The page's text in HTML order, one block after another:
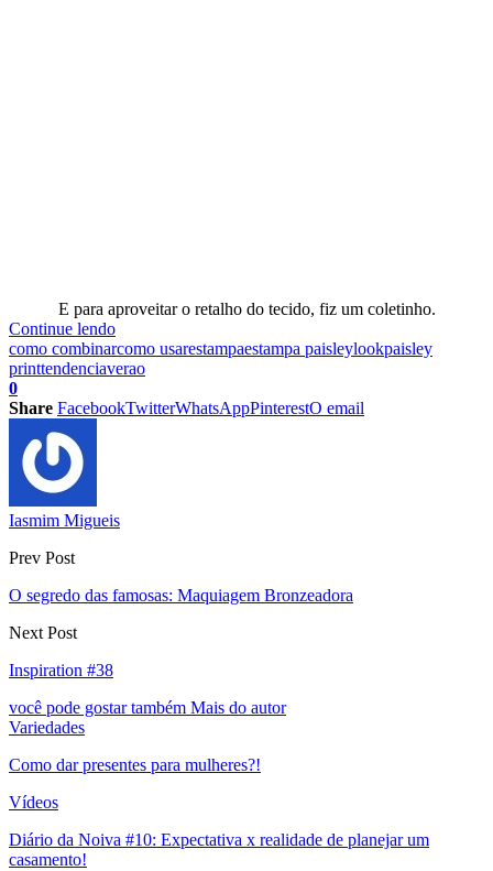
E para aproveitar o retalho do tecido, fiz um coletinho.
Continue lendo
como combinarcomo usarestampaestampa paisleylookpaisley
printtendenciaverao
0
Share FacebookTwitterWhatsAppPinterestO email
Iasmim Migueis
Prev Post
O segredo das famosas: Maquiagem Bronzeadora
Next Post
Inspiration #38
você pode gostar também Mais do autor
Variedades
Como dar presentes para mulheres?!
Vídeos
Diário da Noiva #10: Expectativa x realidade de planejar um
casamento!